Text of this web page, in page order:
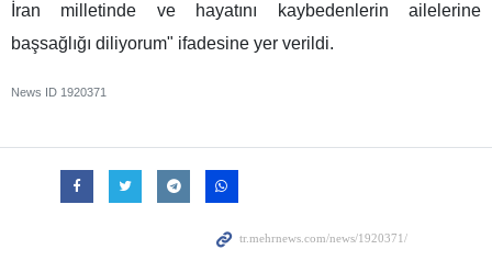
İran milletinde ve hayatını kaybedenlerin ailelerine
başsağlığı diliyorum" ifadesine yer verildi.
News ID 1920371